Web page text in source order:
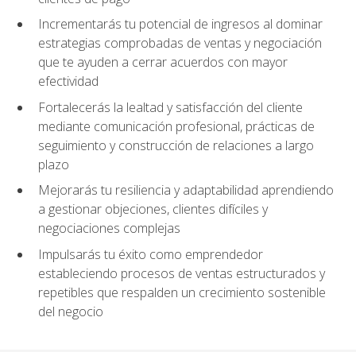
Incrementarás tu potencial de ingresos al dominar
estrategias comprobadas de ventas y negociación
que te ayuden a cerrar acuerdos con mayor
efectividad
Fortalecerás la lealtad y satisfacción del cliente
mediante comunicación profesional, prácticas de
seguimiento y construcción de relaciones a largo
plazo
Mejorarás tu resiliencia y adaptabilidad aprendiendo
a gestionar objeciones, clientes difíciles y
negociaciones complejas
Impulsarás tu éxito como emprendedor
estableciendo procesos de ventas estructurados y
repetibles que respalden un crecimiento sostenible
del negocio